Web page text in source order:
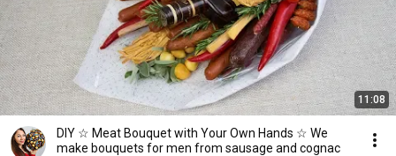
11:08
DIY ☆ Meat Bouquet with Your Own Hands ☆ We
make bouquets for men from sausage and cognac